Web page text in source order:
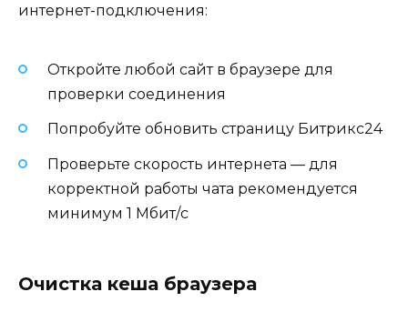
интернет-подключения:
Откройте любой сайт в браузере для
проверки соединения
Попробуйте обновить страницу Битрикс24
Проверьте скорость интернета — для
корректной работы чата рекомендуется
минимум 1 Мбит/с
Очистка кеша браузера